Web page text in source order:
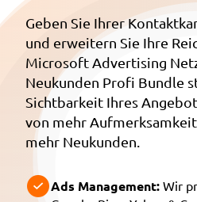
Geben Sie Ihrer
und erweitern Sie Ihre
Microsoft Advertising
Neukunden Profi Bundle
Sichtbarkeit Ihres
von mehr
mehr Neukunden.
Ads Management: Wir